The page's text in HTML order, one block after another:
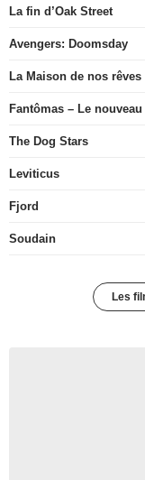
La fin d’Oak Street
Avengers: Doomsday
La Maison de nos rêves
Fantômas – Le
The Dog Stars
Leviticus
Fjord
Soudain
Les